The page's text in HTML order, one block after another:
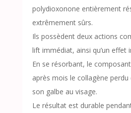
polydioxonone entièrement
extrêmement sûrs.
Ils possèdent deux actions
lift immédiat, ainsi qu’un effet
En se résorbant, le
après mois le collagène
son galbe au visage.
Le résultat est durable